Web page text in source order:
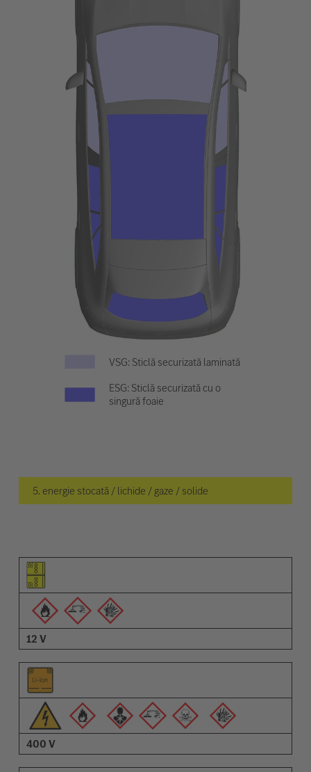
VSG: Sticlă securizată laminată
ESG: Sticlă securizată cu o
singură foaie
5. energie stocată / lichide / gaze / solide
Pictogramă elemente
Pictogramă avertizări
Descriere
12 V
400 V